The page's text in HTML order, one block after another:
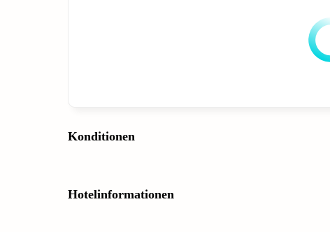
Konditionen
Hotelinformationen